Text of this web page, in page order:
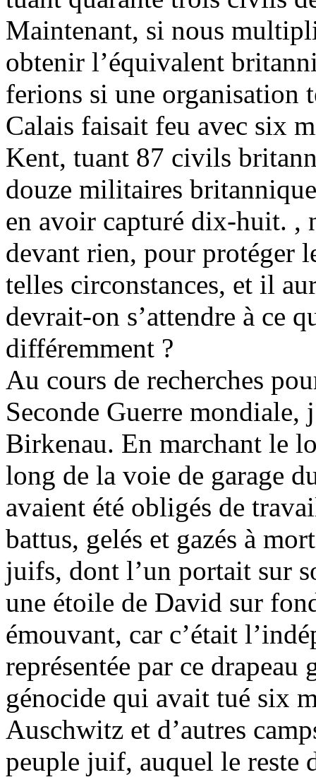
Maintenant, si nous
obtenir l’équivalent
ferions si une organisation
Calais faisait feu avec six
Kent, tuant 87 civils
douze militaires
en avoir capturé dix-huit. ,
devant rien, pour protéger
telles circonstances, et il
devrait-on s’attendre à ce
différemment ?
Au cours de recherches
Seconde Guerre
Birkenau. En marchant le
long de la voie de garage
avaient été obligés de
battus, gelés et gazés à
juifs, dont l’un portait sur
une étoile de David sur
émouvant, car c’était
représentée par ce drapeau
génocide qui avait tué six
Auschwitz et d’autres
peuple juif, auquel le